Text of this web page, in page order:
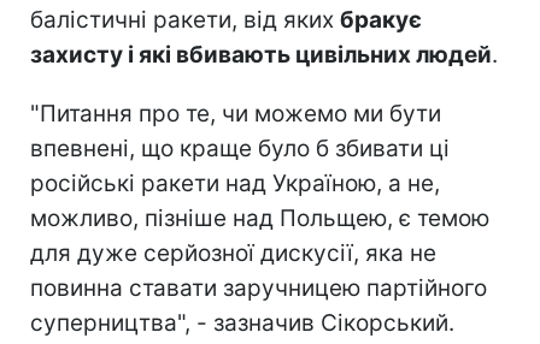
балістичні ракети, від яких бракує
захисту і які вбивають цивільних людей.
"Питання про те, чи можемо ми бути
впевнені, що краще було б збивати ці
російські ракети над Україною, а не,
можливо, пізніше над Польщею, є темою
для дуже серйозної дискусії, яка не
повинна ставати заручницею партійного
суперництва", - зазначив Сікорський.